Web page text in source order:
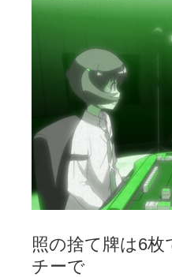
照の捨て牌は6
チーで